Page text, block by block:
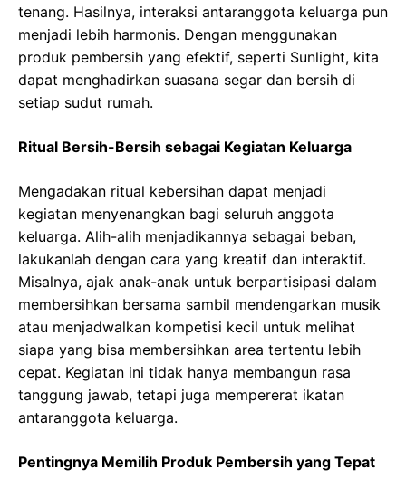
tenang. Hasilnya, interaksi antaranggota keluarga pun
menjadi lebih harmonis. Dengan menggunakan
produk pembersih yang efektif, seperti Sunlight, kita
dapat menghadirkan suasana segar dan bersih di
setiap sudut rumah.
Ritual Bersih-Bersih sebagai Kegiatan Keluarga
Mengadakan ritual kebersihan dapat menjadi
kegiatan menyenangkan bagi seluruh anggota
keluarga. Alih-alih menjadikannya sebagai beban,
lakukanlah dengan cara yang kreatif dan interaktif.
Misalnya, ajak anak-anak untuk berpartisipasi dalam
membersihkan bersama sambil mendengarkan musik
atau menjadwalkan kompetisi kecil untuk melihat
siapa yang bisa membersihkan area tertentu lebih
cepat. Kegiatan ini tidak hanya membangun rasa
tanggung jawab, tetapi juga mempererat ikatan
antaranggota keluarga.
Pentingnya Memilih Produk Pembersih yang Tepat